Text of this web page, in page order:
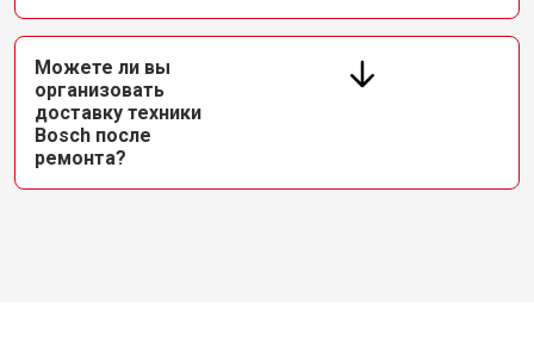
Можете ли вы
организовать
доставку техники
Bosch после
ремонта?